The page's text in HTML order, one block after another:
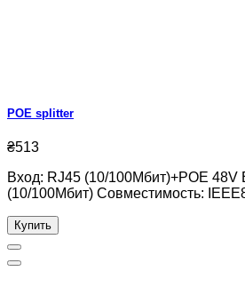
POE splitter
₴513
Вход: RJ45 (10/100Мбит)+POE
(10/100Мбит) Совместимость:
Купить